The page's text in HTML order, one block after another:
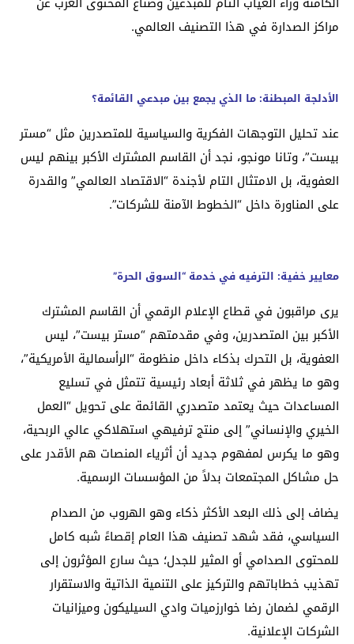
مراكز الصدارة في هذا التصنيف العالمي.
الأدلجة المبطنة: ما الذي يجمع بين مبدعي القائمة؟
عند تحليل التوجهات الفكرية والسياسية للمتصدرين مثل “مستر
بيست”، وتانا مونجو، نجد أن القاسم المشترك الأكبر بينهم ليس
العفوية، بل الامتثال التام لأجندة “الاقتصاد العالمي” والقدرة
على المناورة داخل “الخطوط الآمنة للشركات”.
معايير خفية: الترفيه في خدمة “السوق الحرة”
يرى مراقبون في قطاع الإعلام الرقمي أن القاسم المشترك
الأكبر بين المتصدرين، وفي مقدمتهم “مستر بيست”، ليس
العفوية، بل التحرك بذكاء داخل منظومة “الرأسمالية الأمريكية”،
وهو ما يظهر في ثلاثة أبعاد رئيسية تتمثل في تسليع
المساعدات حيث يعتمد متصدري القائمة على تحويل “العمل
الخيري والإنساني” إلى منتج ترفيهي استهلاكي عالي الربحية،
وهو ما يكرس لمفهوم جديد أن أثرياء المنصات هم الأقدر على
حل مشاكل المجتمعات بدلاً من المؤسسات الرسمية.
يضاف إلى ذلك البعد الأكثر ذكاء وهو الهروب من الصدام
السياسي، فقد شهد تصنيف هذا العام إقصاءً شبه كامل
للمحتوى الصدامي أو المثير للجدل؛ حيث سارع المؤثرون إلى
تهذيب خطاباتهم والتركيز على التنمية الذاتية والاستقرار
الرقمي لضمان رضا خوارزميات وادي السيليكون وميزانيات
الشركات الإعلانية.